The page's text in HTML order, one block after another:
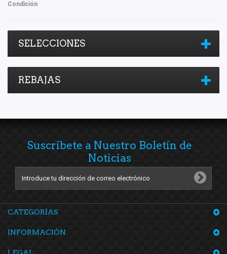
Condición
SELECCIONES
REBAJAS
Suscríbete a Nuestro Boletín de
Noticias
CATEGORÍAS
INFORMACIÓN